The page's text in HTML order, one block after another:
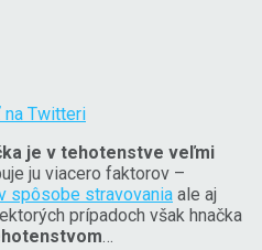
Twitteri
je v tehotenstve veľmi
ju viacero faktorov –
spôsobe stravovania ale aj
prípadoch však hnačka